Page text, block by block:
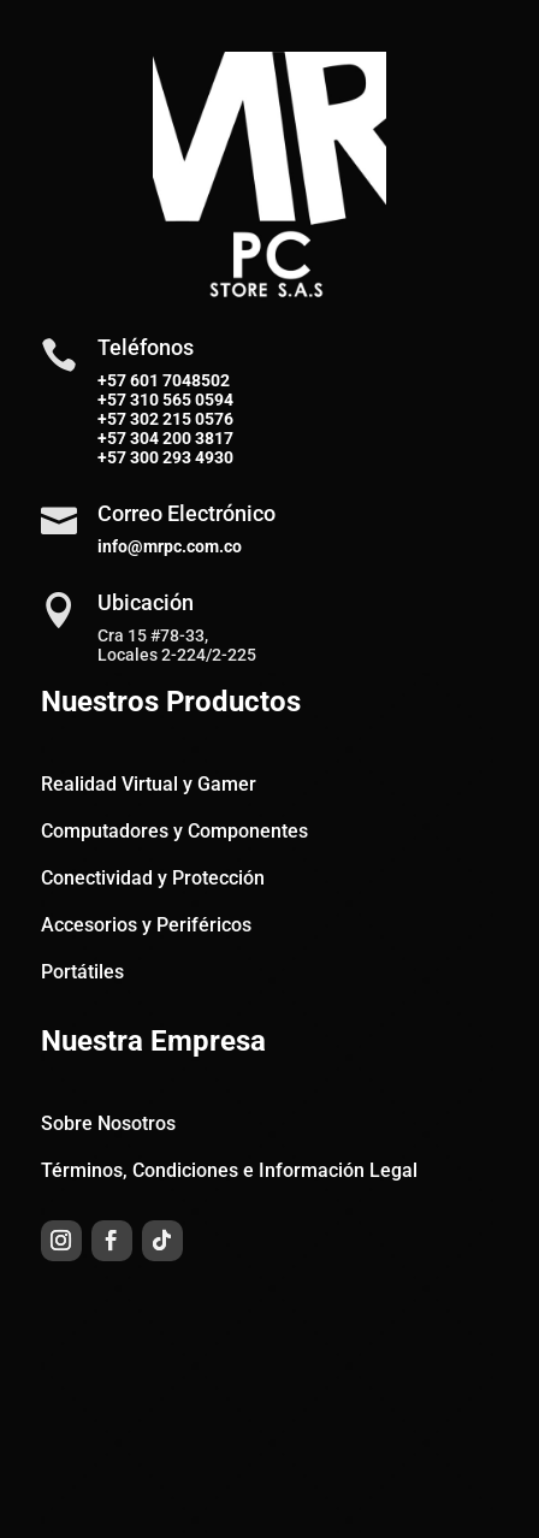
 Teléfonos
+57 601 7048502
+57310 565 0594
+57302 215 0576
+57304 200 3817
+57300 293 4930
 Correo Electrónico
info@mrpc.com.co
 Ubicación
Cra 15 #78-33,
Locales 2-224/2-225
Nuestros Productos
Realidad Virtual y Gamer
Computadores y Componentes
Conectividad y Protección
Accesorios y Periféricos
Portátiles
Nuestra Empresa
Sobre Nosotros
Términos, Condiciones e Información Legal